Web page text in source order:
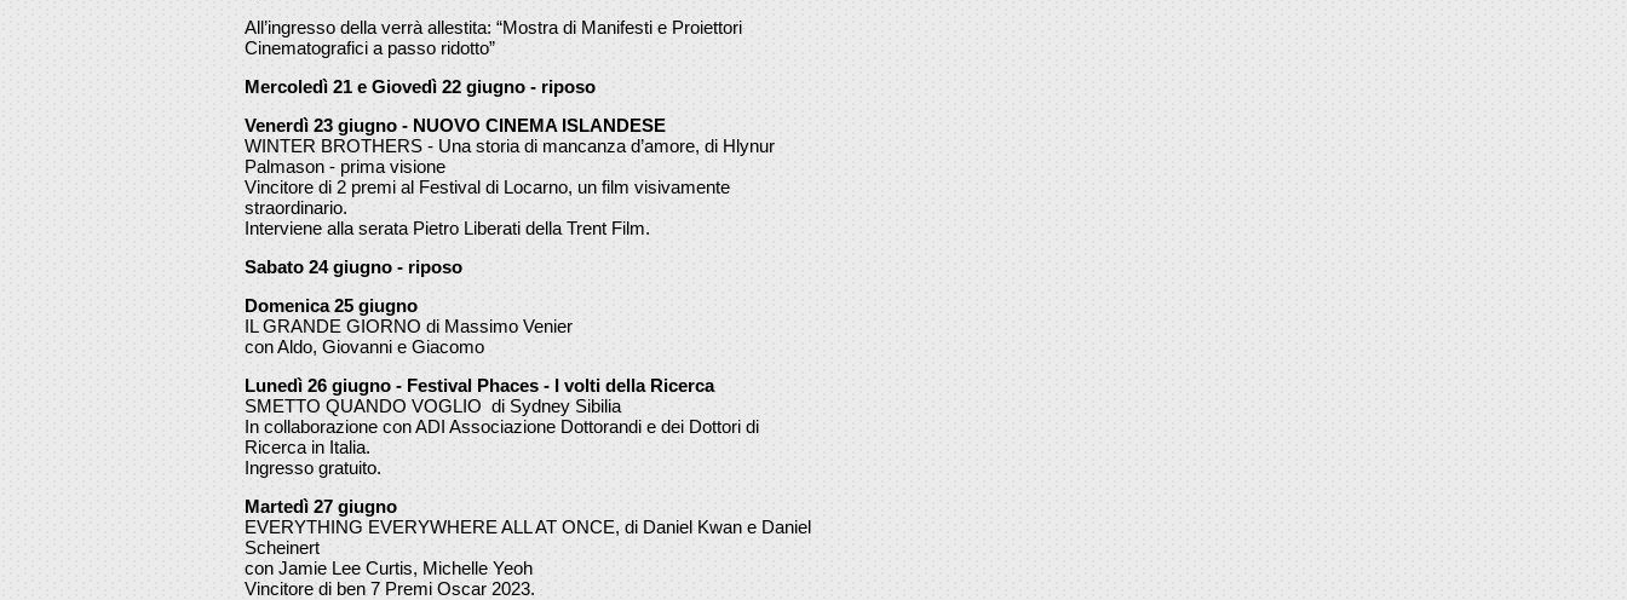
All’ingresso della verrà allestita: “Mostra di Manifesti e Proiettori
Cinematografici a passo ridotto”
Mercoledì 21 e Giovedì 22 giugno - riposo
Venerdì 23 giugno - NUOVO CINEMA ISLANDESE
WINTER BROTHERS - Una storia di mancanza d’amore, di Hlynur
Palmason - prima visione
Vincitore di 2 premi al Festival di Locarno, un film visivamente
straordinario.
Interviene alla serata Pietro Liberati della Trent Film.
Sabato 24 giugno - riposo
Domenica 25 giugno
IL GRANDE GIORNO di Massimo Venier
con Aldo, Giovanni e Giacomo
Lunedì 26 giugno - Festival Phaces - I volti della Ricerca
SMETTO QUANDO VOGLIO di Sydney Sibilia
In collaborazione con ADI Associazione Dottorandi e dei Dottori di
Ricerca in Italia.
Ingresso gratuito.
Martedì 27 giugno
EVERYTHING EVERYWHERE ALL AT ONCE, di Daniel Kwan e Daniel
Scheinert
con Jamie Lee Curtis, Michelle Yeoh
Vincitore di ben 7 Premi Oscar 2023.